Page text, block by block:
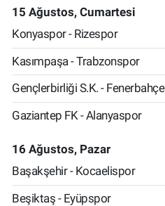
15 Ağustos, Cumartesi
Konyaspor - Rizespor
Kasımpaşa - Trabzonspor
Gençlerbirliği S.K. - Fenerbahçe
Gaziantep FK - Alanyaspor
16 Ağustos, Pazar
Başakşehir - Kocaelispor
Beşiktaş - Eyüpspor